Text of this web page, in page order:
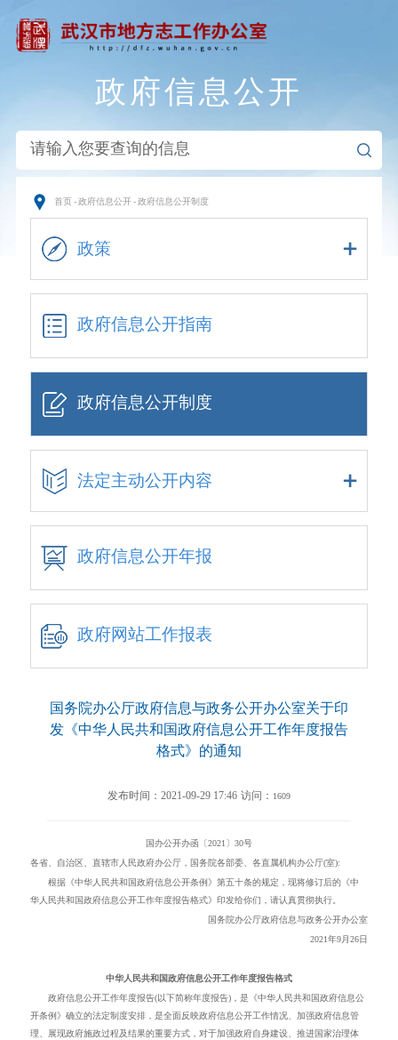
政府信息公开
首页 - 政府信息公开 - 政府信息公开制度
政策
政府信息公开指南
政府信息公开制度
法定主动公开内容
政府信息公开年报
政府网站工作报表
国务院办公厅政府信息与政务公开办公室关于印
发《中华人民共和国政府信息公开工作年度报告
格式》的通知
发布时间：2021-09-29 17:46 访问： 1609
国办公开办函〔2021 〕 30号
各省、自治区、直辖市人民政府办公厅，国务院各部委、各直属机构办公厅(室):
根据《中华人民共和国政府信息公开条例》第五十条的规定，现将修订后的《中
华人民共和国政府信息公开工作年度报告格式》印发给你们，请认真贯彻执行。
国务院办公厅政府信息与政务公开办公室
2021年9月26日
中华人民共和国政府信息公开工作年度报告格式
政府信息公开工作年度报告(以下简称年度报告)，是《中华人民共和国政府信息公
开条例》确立的法定制度安排，是全面反映政府信息公开工作情况、加强政府信息管
理、展现政府施政过程及结果的重要方式，对于加强政府自身建设、推进国家治理体